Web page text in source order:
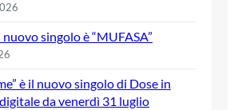
nuovo singolo è “MUFASA”
è il nuovo singolo di Dose in
da venerdì 31 luglio